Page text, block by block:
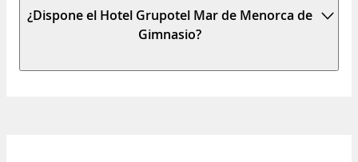
¿Dispone el Hotel Grupotel Mar de Menorca de
Gimnasio?